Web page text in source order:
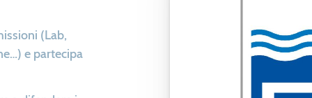
(Lab,
e partecipa